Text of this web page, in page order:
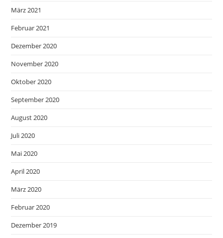
März 2021
Februar 2021
Dezember 2020
November 2020
Oktober 2020
September 2020
August 2020
Juli 2020
Mai 2020
April 2020
März 2020
Februar 2020
Dezember 2019